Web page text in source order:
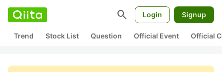
search Login Signup
Trend Stock List Question Official Event Official